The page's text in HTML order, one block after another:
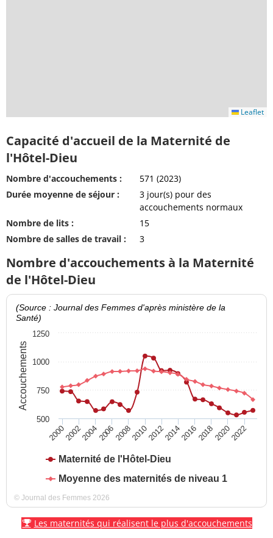
Leaflet
Capacité d'accueil de la Maternité de
l'Hôtel-Dieu
Nombre d'accouchements :
571 (2023)
Durée moyenne de séjour :
3 jour(s) pour des
accouchements normaux
Nombre de lits :
15
Nombre de salles de travail :
3
Nombre d'accouchements à la Maternité
de l'Hôtel-Dieu
Accouchements
(Source : Journal des Femmes d'après ministère de la
Santé)
Maternité de l'Hôtel-Dieu
Moyenne des maternités de niveau 1
200020022004200620082010201220142016201820202022
500
750
1000
1250
© Journal des Femmes 2026
Les maternités qui réalisent le plus d'accouchements